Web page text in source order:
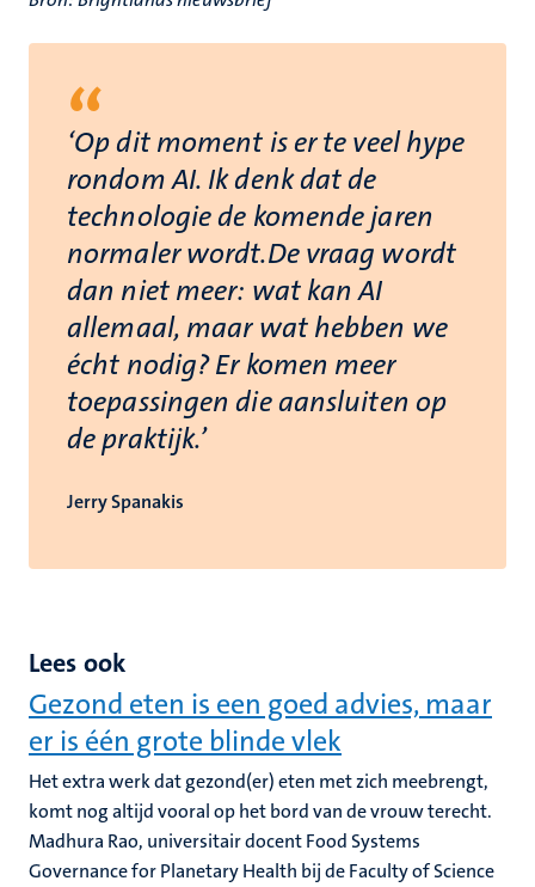
“
‘Op dit moment is er te veel hype
rondom AI. Ik denk dat de
technologie de komende jaren
normaler wordt.De vraag wordt
dan niet meer: wat kan AI
allemaal, maar wat hebben we
écht nodig? Er komen meer
toepassingen die aansluiten op
de praktijk.’
Jerry Spanakis
Lees ook
Gezond eten is een goed advies, maar
er is één grote blinde vlek
Het extra werk dat gezond(er) eten met zich meebrengt,
komt nog altijd vooral op het bord van de vrouw terecht.
Madhura Rao, universitair docent Food Systems
Governance for Planetary Health bij de Faculty of Science